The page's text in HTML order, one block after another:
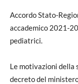
Accordo Stato-
accademico 2021-
pediatrici.
Le motivazioni
decreto del